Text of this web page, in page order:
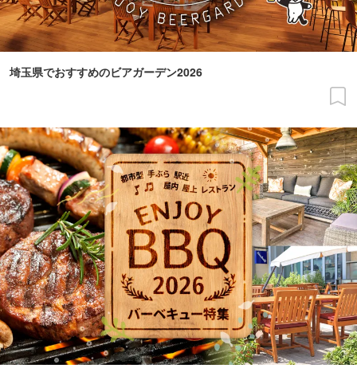
埼玉県でおすすめのビアガーデン2026